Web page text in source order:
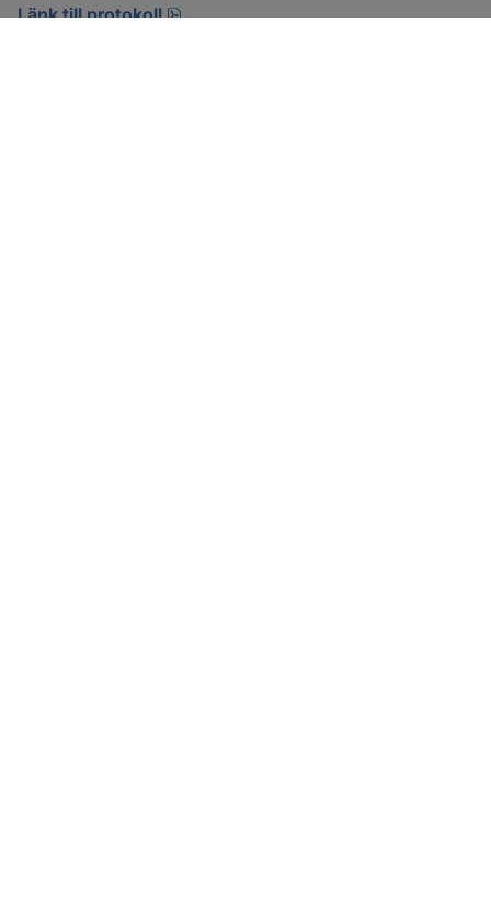
Länk till protokoll
pdf, 290 kB, öppnas i nytt fönster.